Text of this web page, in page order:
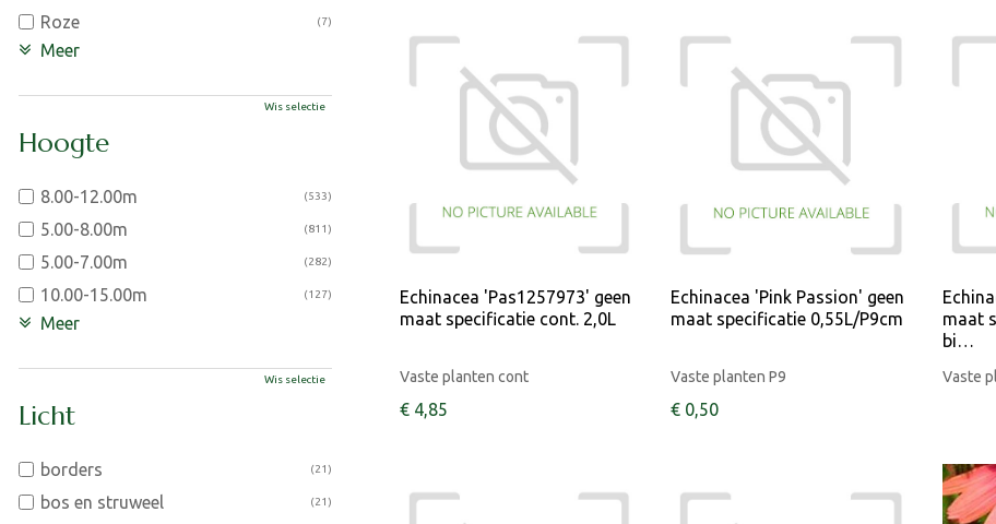
Echinacea 'Pas1257973' geen
maat specificatie cont. 2,0L
Vaste planten cont
€ 4,85
Echinacea 'Pink Passion' geen
maat specificatie 0,55L/P9cm
Vaste planten P9
€ 0,50
maat
bi…
Vaste
Roze (7)
Meer
Wis selectie
Hoogte
8.00-12.00m (533)
5.00-8.00m (811)
5.00-7.00m (282)
10.00-15.00m (127)
Meer
Wis selectie
Licht
borders (21)
bos en struweel (21)